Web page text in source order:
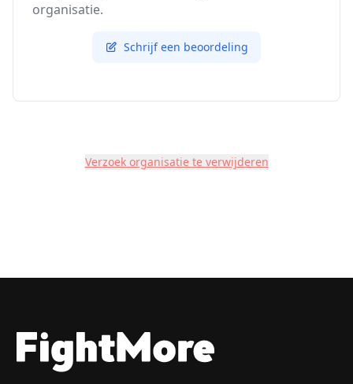
organisatie.
Schrijf een beoordeling
Verzoek organisatie te verwijderen